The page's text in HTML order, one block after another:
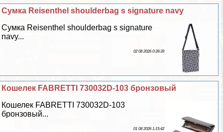
Сумка Reisenthel shoulderbag s signature navy
Сумка Reisenthel shoulderbag s signature
navy...
02 08 2026 0:39:39
Кошелек FABRETTI 730032D-103 бронзовый
Кошелек FABRETTI 730032D-103
бронзовый...
01 08 2026 1:15:42